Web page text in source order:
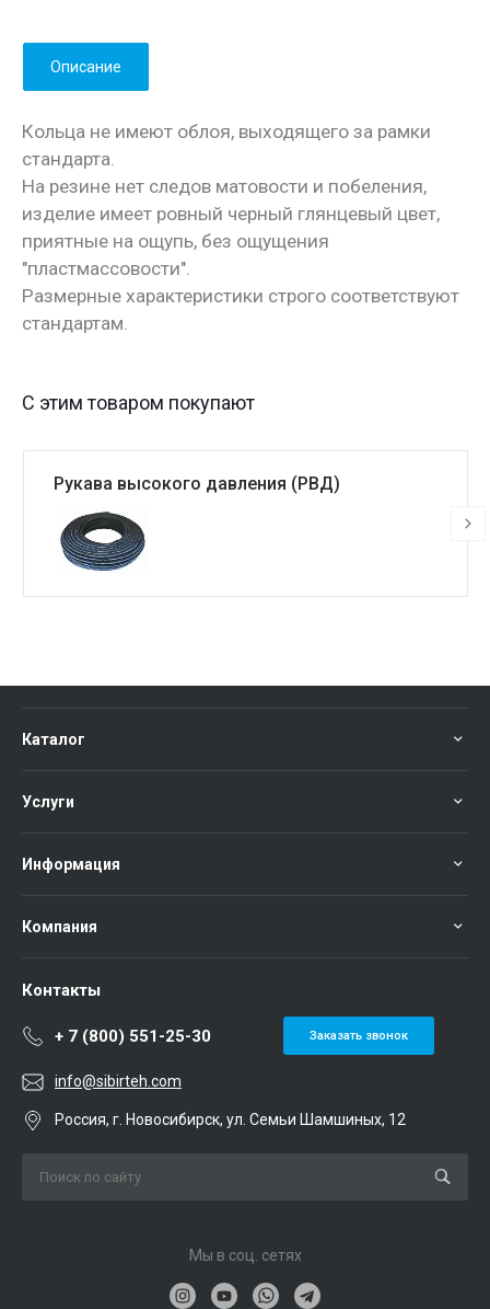
Описание
Кольца не имеют облоя, выходящего за рамки
стандарта.
На резине нет следов матовости и побеления,
изделие имеет ровный черный глянцевый цвет,
приятные на ощупь, без ощущения
"пластмассовости".
Размерные характеристики строго соответствуют
стандартам.
С этим товаром покупают
Рукава высокого давления (РВД)
Каталог
Услуги
Информация
Компания
Контакты
+ 7 (800) 551-25-30 Заказать звонок
info@sibirteh.com
Россия, г. Новосибирск, ул. Семьи Шамшиных, 12
Мы в соц. сетях